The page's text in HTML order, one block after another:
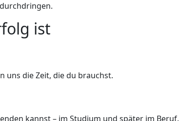
ist
uns die Zeit, die du brauchst.
kannst – im Studium und später im Beruf.